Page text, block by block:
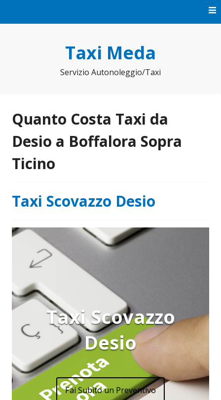
Taxi Meda
Servizio Autonoleggio/Taxi
Quanto Costa Taxi da
Desio a Boffalora Sopra
Ticino
Taxi Scovazzo Desio
Taxi Scovazzo
Desio
Fai Subito un Preventivo